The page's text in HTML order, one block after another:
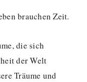
brauchen Zeit.
die sich
der Welt
Träume und